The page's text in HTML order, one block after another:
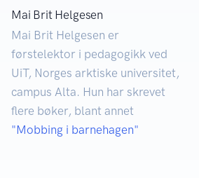
Mai Brit Helgesen
Mai Brit Helgesen er
førstelektor i pedagogikk ved
UiT, Norges arktiske universitet,
campus Alta. Hun har skrevet
flere bøker, blant annet
"Mobbing i barnehagen"